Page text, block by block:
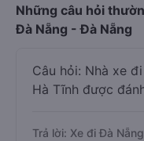
Những câu hỏi
Đà Nẵng - Đà Nẵng
Câu hỏi: Nhà xe
Hà Tĩnh được
Trả lời: Xe đi Đà